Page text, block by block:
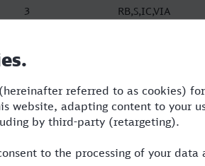
3 RB,S,IC,VIA
1